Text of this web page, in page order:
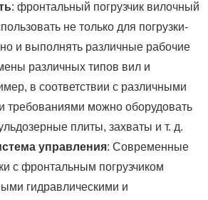
: фронтальный погрузчик вилочный
не только для погрузки-
но и выполнять различные рабочие
различных типов вил и
в соответствии с различными
требованиями можно оборудовать
плиты, захваты и т. д.
управления: Современные
с фронтальным погрузчиком
гидравлическими и